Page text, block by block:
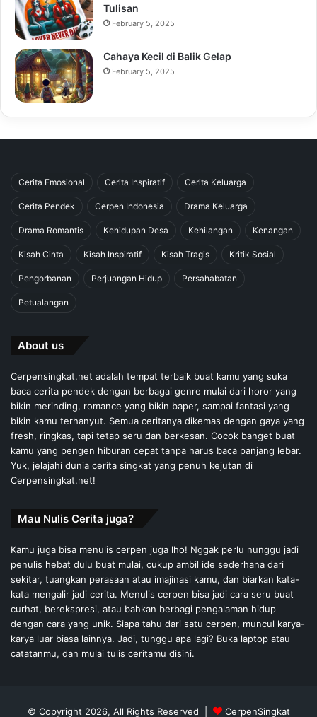
Tulisan
February 5, 2025
Cahaya Kecil di Balik Gelap
February 5, 2025
Cerita Emosional Cerita Inspiratif Cerita Keluarga
Cerita Pendek Cerpen Indonesia Drama Keluarga
Drama Romantis Kehidupan Desa Kehilangan Kenangan
Kisah Cinta Kisah Inspiratif Kisah Tragis Kritik Sosial
Pengorbanan Perjuangan Hidup Persahabatan
Petualangan
About us
Cerpensingkat.net adalah tempat terbaik buat kamu yang suka
baca cerita pendek dengan berbagai genre mulai dari horor yang
bikin merinding, romance yang bikin baper, sampai fantasi yang
bikin kamu terhanyut. Semua ceritanya dikemas dengan gaya yang
fresh, ringkas, tapi tetap seru dan berkesan. Cocok banget buat
kamu yang pengen hiburan cepat tanpa harus baca panjang lebar.
Yuk, jelajahi dunia cerita singkat yang penuh kejutan di
Cerpensingkat.net!
Mau Nulis Cerita juga?
Kamu juga bisa menulis cerpen juga lho! Nggak perlu nunggu jadi
penulis hebat dulu buat mulai, cukup ambil ide sederhana dari
sekitar, tuangkan perasaan atau imajinasi kamu, dan biarkan kata-
kata mengalir jadi cerita. Menulis cerpen bisa jadi cara seru buat
curhat, berekspresi, atau bahkan berbagi pengalaman hidup
dengan cara yang unik. Siapa tahu dari satu cerpen, muncul karya-
karya luar biasa lainnya. Jadi, tunggu apa lagi? Buka laptop atau
catatanmu, dan mulai tulis ceritamu disini.
© Copyright 2026, All Rights Reserved | CerpenSingkat